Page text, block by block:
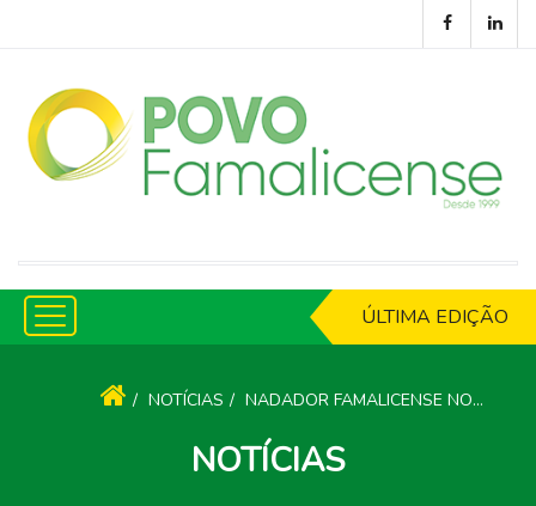
ÚLTIMA EDIÇÃO
NOTÍCIAS NADADOR FAMALICENSE NO TORNEIO DE ABERTURA DA ASSOCIAÇÃO DE NATAÇÃO DO MINHO
NOTÍCIAS